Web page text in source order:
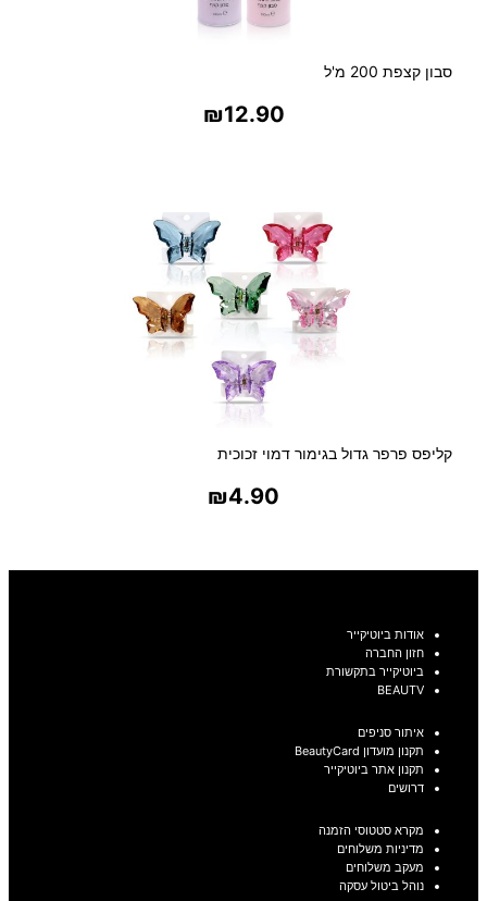
סבון קצפת 200 מ'ל
₪12.90
קליפס פרפר גדול בגימור דמוי זכוכית
₪4.90
אודות ביוטיקייר
חזון החברה
ביוטיקייר בתקשורת
BEAUTV
איתור סניפים
תקנון מועדון BeautyCard
תקנון אתר ביוטיקייר
דרושים
מקרא סטטוסי הזמנה
מדיניות משלוחים
מעקב משלוחים
נוהל ביטול עסקה